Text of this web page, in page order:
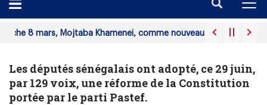
Khamenei, comme nouveau guide suprême.
Les députés sénégalais ont adopté, ce 29 juin,
par 129 voix, une réforme de la Constitution
portée par le parti Pastef.